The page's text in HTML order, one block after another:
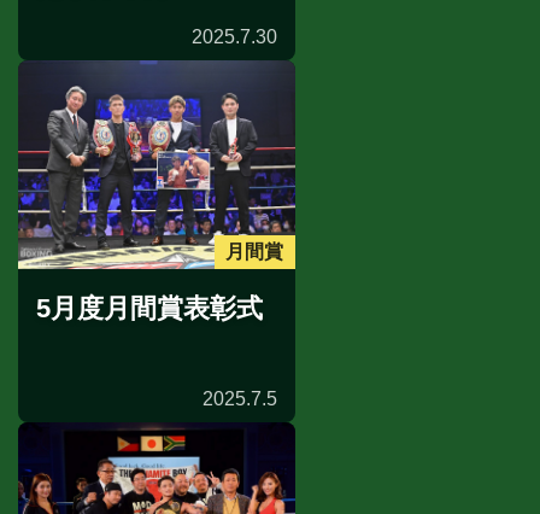
2025.7.30
月間賞
5月度月間賞表彰式
2025.7.5